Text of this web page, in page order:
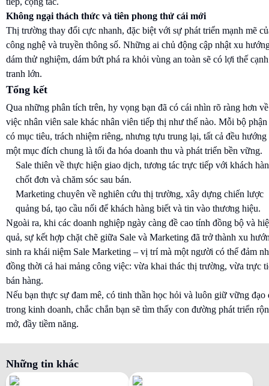
Không ngại thách thức và tiên phong thử cái mới
Thị trường thay đổi cực nhanh, đặc biệt với sự phát triển mạnh mẽ
công nghệ và truyền thông số. Những ai chủ động cập nhật xu
dám thử nghiệm, dám bứt phá ra khỏi vùng an toàn sẽ có lợi thế cạnh
tranh lớn.
Tổng kết
Qua những phân tích trên, hy vọng bạn đã có cái nhìn rõ ràng hơn về
việc nhân viên sale khác nhân viên tiếp thị như thế nào. Mỗi bộ phận
có mục tiêu, trách nhiệm riêng, nhưng tựu trung lại, tất cả đều hướng
một mục đích chung là tối đa hóa doanh thu và phát triển bền vững.
Sale thiên về thực hiện giao dịch, tương tác trực tiếp với khách
chốt đơn và chăm sóc sau bán.
Marketing chuyên về nghiên cứu thị trường, xây dựng chiến lược
quảng bá, tạo cầu nối để khách hàng biết và tin vào thương hiệu.
Ngoài ra, khi các doanh nghiệp ngày càng đề cao tính đồng bộ và
quả, sự kết hợp chặt chẽ giữa Sale và Marketing đã trở thành xu
sinh ra khái niệm Sale Marketing – vị trí mà một người có thể đảm
đồng thời cả hai mảng công việc: vừa khai thác thị trường, vừa trực
bán hàng.
Nếu bạn thực sự đam mê, có tinh thần học hỏi và luôn giữ vững đạo
trong kinh doanh, chắc chắn bạn sẽ tìm thấy con đường phát triển
mở, đầy tiềm năng.
Những tin khác